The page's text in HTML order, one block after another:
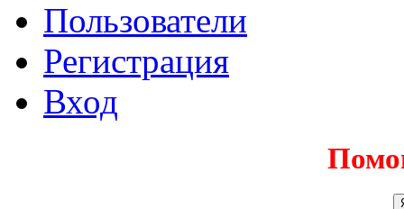
Пользователи
Регистрация
Вход